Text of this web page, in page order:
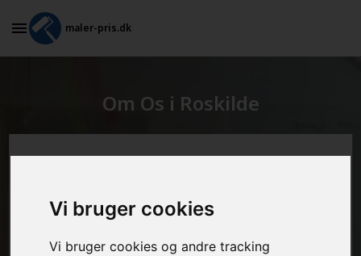
Vi bruger cookies
Vi bruger cookies og andre tracking
maler-pris.dk
Om Os i Roskilde
MALEROPGAVER - INDVENDIGT: